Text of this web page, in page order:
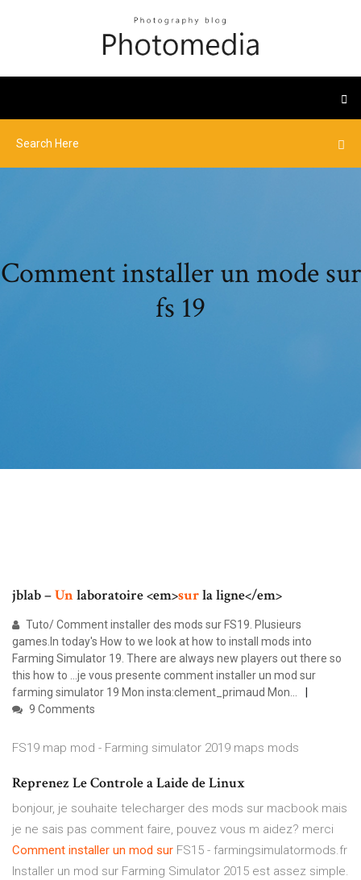
Comment installer un mode sur
fs 19
jblab –Unlaboratoire <em>surla ligne</em>
Tuto/ Comment installer des mods sur FS19. Plusieurs
games.In today's How to we look at how to install mods into
Farming Simulator 19. There are always new players out there so
this how to ...je vous presente comment installer un mod sur
farming simulator 19 Mon insta:clement_primaud Mon...
9 Comments
FS19 map mod - Farming simulator 2019 maps mods
Reprenez Le Controle a Laide de Linux
bonjour, je souhaite telecharger des mods sur macbook mais
je ne sais pas comment faire, pouvez vous m aidez? merci
Comment installer un mod sur FS15 - farmingsimulatormods.fr
Installer un mod sur Farming Simulator 2015 est assez simple.